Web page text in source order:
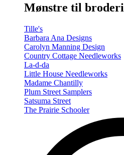
Mønstre til broderi
Tille's
Barbara Ana Designs
Carolyn Manning Design
Country Cottage Needleworks
La-d-da
Little House Needleworks
Madame Chantilly
Plum Street Samplers
Satsuma Street
The Prairie Schooler